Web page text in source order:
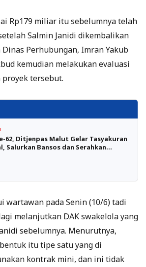
Rp179 miliar itu sebelumnya telah
Salmin Janidi dikembalikan
Perhubungan, Imran Yakub
kemudian melakukan evaluasi
tersebut.
62, Ditjenpas Malut Gelar Tasyakuran
Salurkan Bansos dan Serahkan
wartawan pada Senin (10/6) tadi
melanjutkan DAK swakelola yang
sebelumnya. Menurutnya,
itu tipe satu yang di
kontrak mini, dan ini tidak